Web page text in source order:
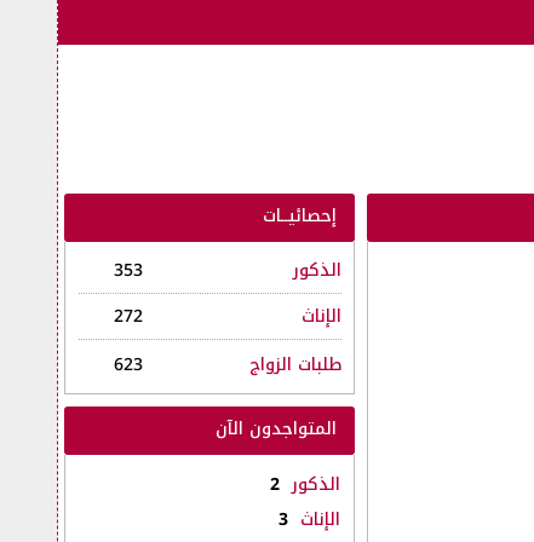
إحصائيــات
الذكور
353
الإناث
272
طلبات الزواج
623
المتواجدون الآن
الذكور 2
الإناث 3